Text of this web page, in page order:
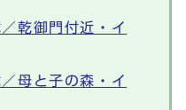
乾御門付近・イ
母と子の森・イ